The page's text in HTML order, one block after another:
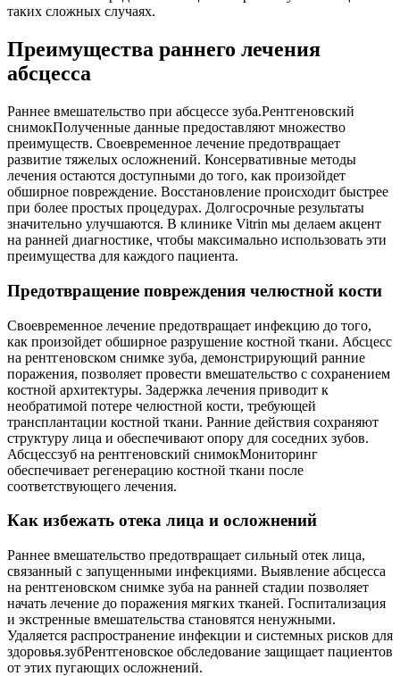
таких сложных случаях.
Преимущества раннего лечения
абсцесса
Раннее вмешательство при абсцессе зуба.Рентгеновский
снимокПолученные данные предоставляют множество
преимуществ. Своевременное лечение предотвращает
развитие тяжелых осложнений. Консервативные методы
лечения остаются доступными до того, как произойдет
обширное повреждение. Восстановление происходит быстрее
при более простых процедурах. Долгосрочные результаты
значительно улучшаются. В клинике Vitrin мы делаем акцент
на ранней диагностике, чтобы максимально использовать эти
преимущества для каждого пациента.
Предотвращение повреждения челюстной кости
Своевременное лечение предотвращает инфекцию до того,
как произойдет обширное разрушение костной ткани. Абсцесс
на рентгеновском снимке зуба, демонстрирующий ранние
поражения, позволяет провести вмешательство с сохранением
костной архитектуры. Задержка лечения приводит к
необратимой потере челюстной кости, требующей
трансплантации костной ткани. Ранние действия сохраняют
структуру лица и обеспечивают опору для соседних зубов.
Абсцессзуб на рентгеновский снимокМониторинг
обеспечивает регенерацию костной ткани после
соответствующего лечения.
Как избежать отека лица и осложнений
Раннее вмешательство предотвращает сильный отек лица,
связанный с запущенными инфекциями. Выявление абсцесса
на рентгеновском снимке зуба на ранней стадии позволяет
начать лечение до поражения мягких тканей. Госпитализация
и экстренные вмешательства становятся ненужными.
Удаляется распространение инфекции и системных рисков для
здоровья.зубРентгеновское обследование защищает пациентов
от этих пугающих осложнений.